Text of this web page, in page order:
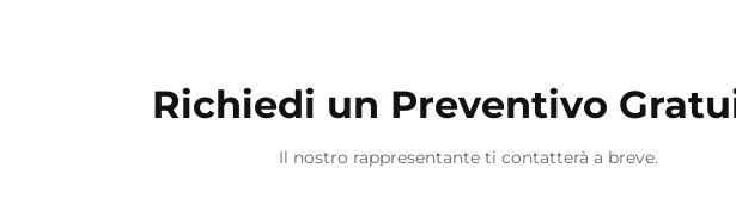
Richiedi un Preventivo
Il nostro rappresentante ti contatterà a breve.